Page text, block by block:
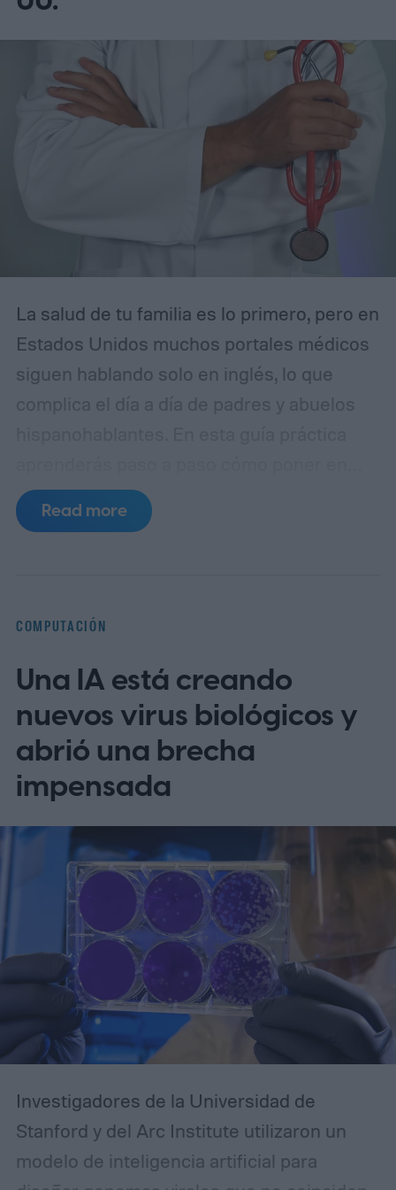
La salud de tu familia es lo primero, pero en
Estados Unidos muchos portales médicos
siguen hablando solo en inglés, lo que
complica el día a día de padres y abuelos
español MyChart (el portal de pacientes
basado en Epic), así como apps populares
en su idioma.
Read more
COMPUTACIÓN
Una IA está creando
nuevos virus biológicos y
abrió una brecha
impensada
Investigadores de la Universidad de
Stanford y del Arc Institute utilizaron un
modelo de inteligencia artificial para